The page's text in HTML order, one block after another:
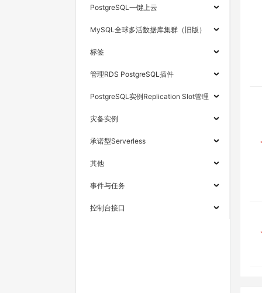
PostgreSQL一键上云
MySQL全球多活数据库集群（旧版）
标签
管理RDS PostgreSQL插件
PostgreSQL实例Replication Slot管理
灾备实例
承诺型Serverless
其他
事件与任务
控制台接口